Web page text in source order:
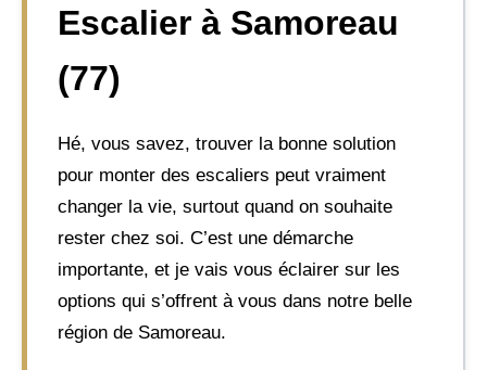
Escalier à Samoreau
(77)
Hé, vous savez, trouver la bonne solution
pour monter des escaliers peut vraiment
changer la vie, surtout quand on souhaite
rester chez soi. C’est une démarche
importante, et je vais vous éclairer sur les
options qui s’offrent à vous dans notre belle
région de Samoreau.